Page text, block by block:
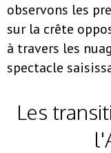
observons les
sur la crête
à travers les
spectacle
Les